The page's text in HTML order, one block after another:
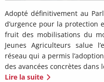
Adopté définitivement au
d’urgence pour la protection
fruit des mobilisations du
Jeunes Agriculteurs salue
réseau qui a permis
des avancées concrètes dans
Lire la suite